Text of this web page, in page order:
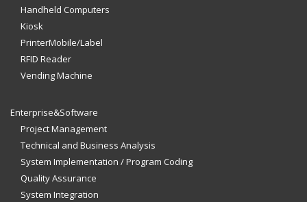
Handheld Computers
Kiosk
PrinterMobile/Label
RFID Reader
Vending Machine
Enterprise&Software
Project Management
Technical and Business Analysis
System Implementation / Program Coding
Quality Assurance
System Integration